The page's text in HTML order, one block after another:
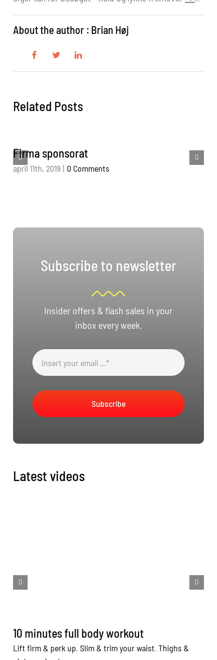
About the author : Brian Høj
Related Posts
Firma sponsorat
april 11th, 2019 | 0 Comments
Subscribe to newsletter
Insider offers & flash sales in your
inbox every week.
Subscribe
Latest videos
10 minutes full body workout
Lift firm & perk up,Slim & trim your waist,Thighs &